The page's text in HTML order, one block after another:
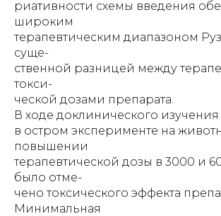
риативности схемы введения
широким
терапевтическим диапазоном
суще-
ственной разницей между
токси-
ческой дозами препарата.
В ходе доклинического
в остром эксперименте на
повышении
терапевтической дозы в 3000 и
было отме-
чено токсического эффекта
Минимальная